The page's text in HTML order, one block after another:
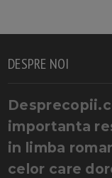
DESPRE NOI
importanta
in limba
celor care